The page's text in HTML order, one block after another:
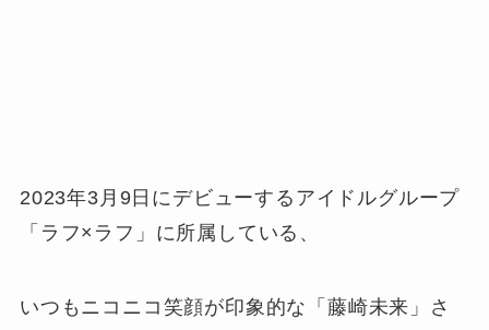
2023年3月9日にデビューするアイドルグループ
「ラフ×ラフ」に所属している、
いつもニコニコ笑顔が印象的な「藤崎未来」さ